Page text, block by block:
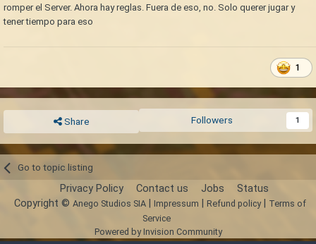
romper el Server. Ahora hay reglas. Fuera de eso, no. Solo querer jugar y
tener tiempo para eso
1
Share Followers 1
Go to topic listing
Privacy Policy Contact us Jobs Status
Copyright © Anego Studios SIA| Impressum Refund policy|
Terms of
Service
Powered by Invision Community